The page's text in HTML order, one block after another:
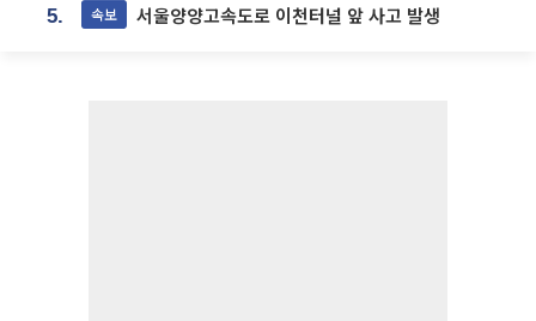
5. 속보 서울양양고속도로 이천터널 앞 사고 발생